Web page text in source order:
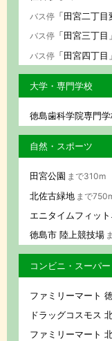
バス停「田宮二丁目
バス停「田宮三丁目」
バス停「田宮四丁目」
大学・専門学校
徳島歯科学院専門学
自然・スポーツ
田宮公園 まで310m
北佐古緑地 まで
エニタイムフィッ
徳島市 陸上競技場
コンビニ・スーパー
ファミリーマート
ドラッグコスモス
ファミリーマート